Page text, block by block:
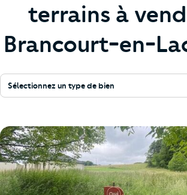
terrains à
Brancourt-en-
Sélectionnez un type de bien